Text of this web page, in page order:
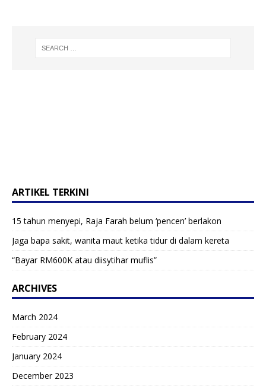
ARTIKEL TERKINI
15 tahun menyepi, Raja Farah belum ‘pencen’ berlakon
Jaga bapa sakit, wanita maut ketika tidur di dalam kereta
“Bayar RM600K atau diisytihar muflis”
ARCHIVES
March 2024
February 2024
January 2024
December 2023